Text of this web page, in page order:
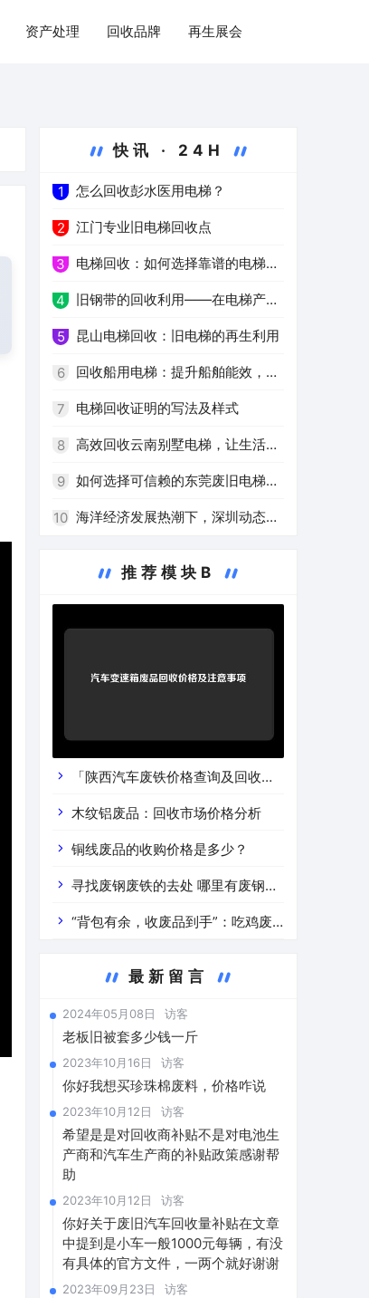
资产处理 回收品牌 再生展会
快讯 · 24H
1 怎么回收彭水医用电梯？
2 江门专业旧电梯回收点
3 电梯回收：如何选择靠谱的电梯回
收公司
4 旧钢带的回收利用——在电梯产业
中的重要作用
5 昆山电梯回收：旧电梯的再生利用
6 回收船用电梯：提升船舶能效，减
少能源消耗
7 电梯回收证明的写法及样式
8 高效回收云南别墅电梯，让生活更
环保
9 如何选择可信赖的东莞废旧电梯回
收厂家？
10 海洋经济发展热潮下，深圳动态回
推荐模块B
「陕西汽车废铁价格查询及回收渠
道分析」 陕西车辆废铁价是什么
木纹铝废品：回收市场价格分析
铜线废品的收购价格是多少？
寻找废钢废铁的去处 哪里有废钢废
铁 “背包有余，收废品到手”：吃鸡废
最新留言
2024年05月08日 访客
老板旧被套多少钱一斤
2023年10月16日 访客
你好我想买珍珠棉废料，价格咋说
2023年10月12日 访客
希望是是对回收商补贴不是对电池生
产商和汽车生产商的补贴政策感谢帮
助
2023年10月12日 访客
你好关于废旧汽车回收量补贴在文章
中提到是小车一般1000元每辆，有没
有具体的官方文件，一两个就好谢谢
2023年09月23日 访客